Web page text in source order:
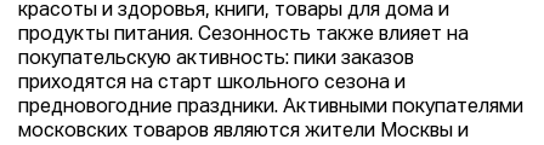
красоты и здоровья, книги, товары для дома и
продукты питания. Сезонность также влияет на
покупательскую активность: пики заказов
приходятся на старт школьного сезона и
предновогодние праздники. Активными покупателями
московских товаров являются жители Москвы и